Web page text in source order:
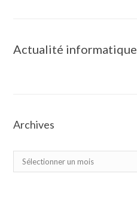
Actualité informatique
Archives